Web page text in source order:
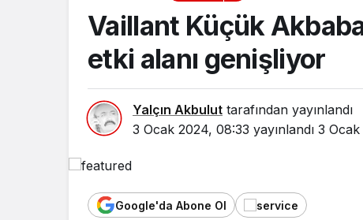
Vaillant Küçük
etki alanı genişliyor
Yalçın Akbulut tarafından yayınlandı
3 Ocak 2024, 08:33 yayınlandı 3
Google'da Abone Ol